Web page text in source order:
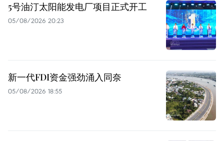
5号油汀太阳能发电厂项目正式开工
05/08/2026 20:23
新一代FDI资金强劲涌入同奈
05/08/2026 18:55